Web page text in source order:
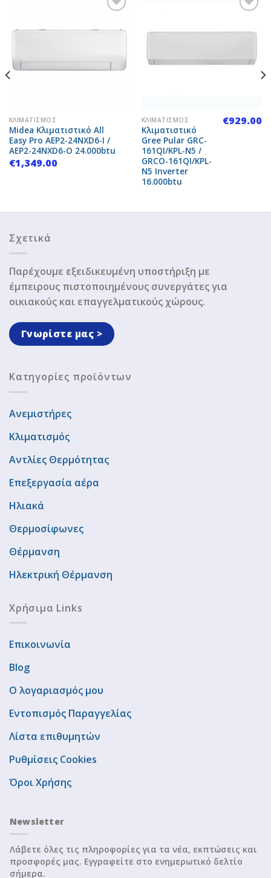
ΚΛΙΜΑΤΙΣΜΌΣ
Midea Κλιματιστικό All
Easy Pro AEP2-24NXD6-I /
AEP2-24NXD6-O 24.000btu
€1,349.00
ΚΛΙΜΑΤΙΣΜΌΣ
Κλιματιστικό
Gree Pular GRC-
161QI/KPL-N5 /
GRCO-161QI/KPL-
N5 Inverter
16.000btu
€929.00
Σχετικά
Παρέχουμε εξειδικευμένη υποστήριξη με
έμπειρους πιστοποιημένους συνεργάτες για
οικιακούς και επαγγελματικούς χώρους.
Γνωρίστε μας >
Κατηγορίες προϊόντων
Ανεμιστήρες
Κλιματισμός
Αντλίες Θερμότητας
Επεξεργασία αέρα
Ηλιακά
Θερμοσίφωνες
Θέρμανση
Ηλεκτρική Θέρμανση
Χρήσιμα Links
Επικοινωνία
Blog
Ο λογαριασμός μου
Εντοπισμός Παραγγελίας
Λίστα επιθυμητών
Ρυθμίσεις Cookies
Όροι Χρήσης
Newsletter
Λάβετε όλες τις πληροφορίες για τα νέα, εκπτώσεις και
προσφορές μας. Εγγραφείτε στο ενημερωτικό δελτίο
σήμερα.